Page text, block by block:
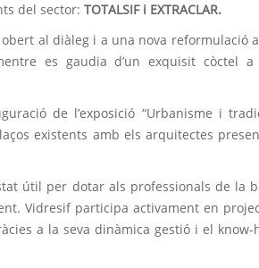
del sector: TOTALSIF i EXTRACLAR.
al diàleg i a una nova reformulació
es gaudia d’un exquisit còctel a
de l’exposició “Urbanisme i
existents amb els arquitectes
útil per dotar als professionals de la
Vidresif participa activament en
a la seva dinàmica gestió i el know-